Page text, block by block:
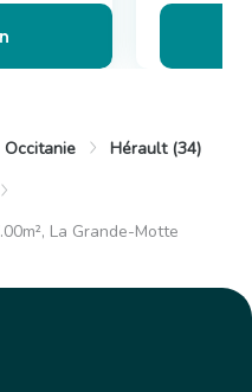
Occitanie
Hérault (34)
La Grande-Motte